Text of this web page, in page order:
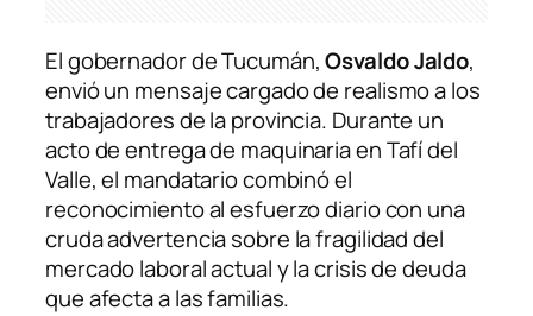
El gobernador de Tucumán,Osvaldo Jaldo,
envió un mensaje cargado de realismo a los
trabajadores de la provincia. Durante un
acto de entrega de maquinaria en Tafí del
Valle, el mandatario combinó el
reconocimiento al esfuerzo diario con una
cruda advertencia sobre la fragilidad del
mercado laboral actual y la crisis de deuda
que afecta a las familias.